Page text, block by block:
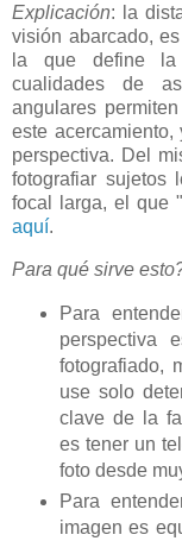
Explicación: la
visión abarcado,
la que define la
cualidades de
angulares
este
perspectiva. Del
fotografiar sujetos
focal larga, el que
aquí.
Para qué sirve
Para
perspectiva
fotografiado,
use solo
clave de la
es tener un
foto desde
Para
imagen es